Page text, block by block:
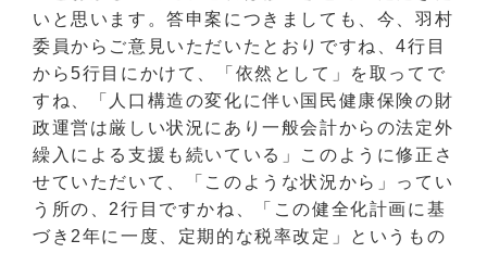
いと思います。答申案につきましても、今、羽村
委員からご意見いただいたとおりですね、4行目
から5行目にかけて、「依然として」を取ってで
すね、「人口構造の変化に伴い国民健康保険の財
政運営は厳しい状況にあり一般会計からの法定外
繰入による支援も続いている」このように修正さ
せていただいて、「このような状況から」ってい
う所の、2行目ですかね、「この健全化計画に基
づき2年に一度、定期的な税率改定」というもの